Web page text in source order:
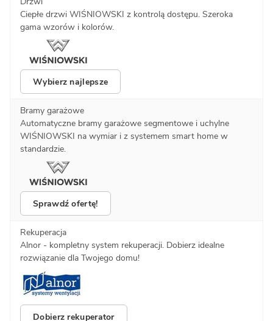
Ciepłe drzwi WIŚNIOWSKI z kontrolą dostępu. Szeroka
gama wzorów i kolorów.
Wybierz najlepsze
Bramy garażowe
Automatyczne bramy garażowe segmentowe i uchylne
WIŚNIOWSKI na wymiar i z systemem smart home w
standardzie.
Sprawdź ofertę!
Rekuperacja
Alnor - kompletny system rekuperacji. Dobierz idealne
rozwiązanie dla Twojego domu!
Dobierz rekuperator